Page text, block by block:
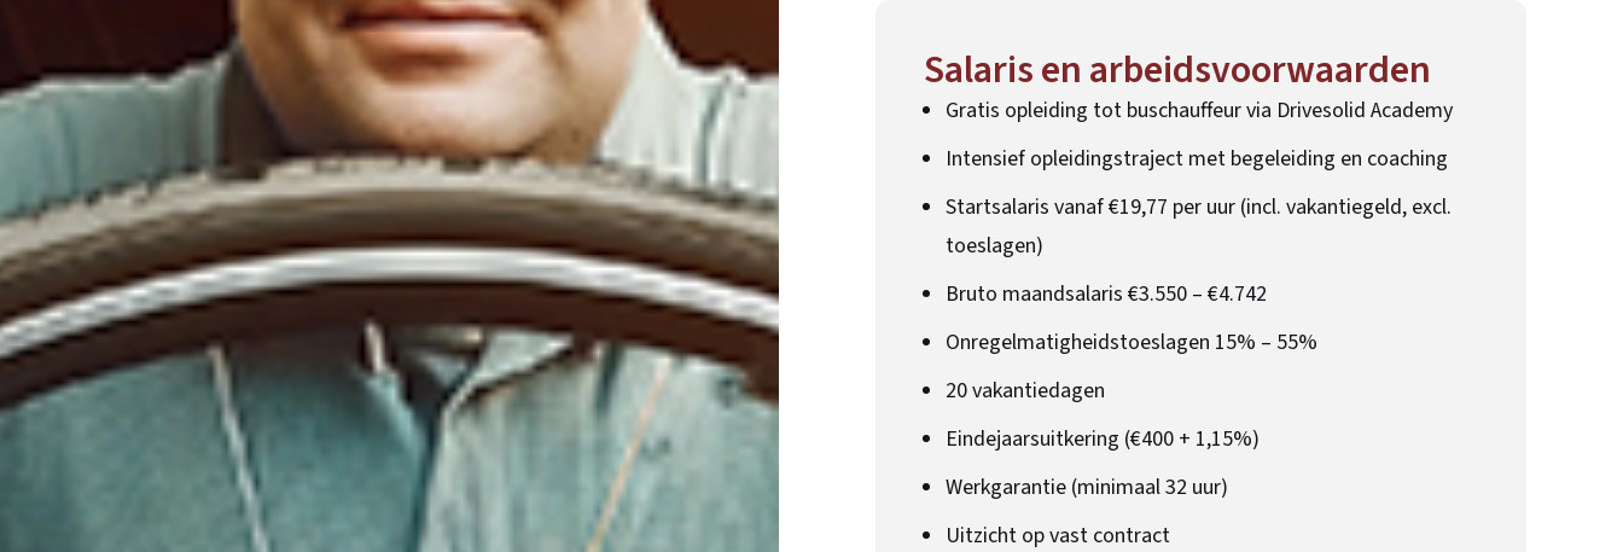
Salaris en arbeidsvoorwaarden
Gratis opleiding tot buschauffeur via Drivesolid Academy
Intensief opleidingstraject met begeleiding en coaching
Startsalaris vanaf €19,77 per uur (incl. vakantiegeld, excl.
toeslagen)
Bruto maandsalaris €3.550 – €4.742
Onregelmatigheidstoeslagen 15% – 55%
20 vakantiedagen
Eindejaarsuitkering (€400 + 1,15%)
Werkgarantie (minimaal 32 uur)
Uitzicht op vast contract